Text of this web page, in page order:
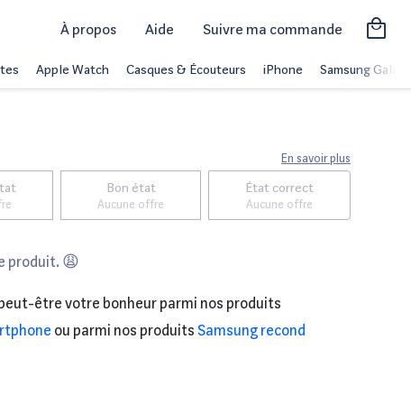
À propos Aide Suivre ma commande
Apple Watch Casques & Écouteurs iPhone Samsung Galaxy
En savoir plus
Bon état
Aucune offre
État correct
Aucune offre
produit. 😩
être votre bonheur parmi nos produits
ou parmi nos produits Samsung recond